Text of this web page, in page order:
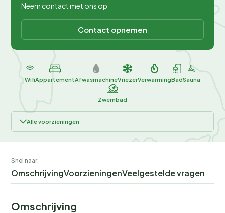
Neem contact met ons op
Contact opnemen
WifiAppartementAfwasmachineVriezerVerwarmingBadSauna
Zwembad
Alle voorzieningen
Snel naar:
OmschrijvingVoorzieningenVeelgestelde vragen
Omschrijving